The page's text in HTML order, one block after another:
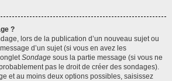
?
lors de la publication d’un nouveau sujet ou
d’un sujet (si vous en avez les
Sondage sous la partie message (si vous ne
pas le droit de créer des sondages).
et au moins deux options possibles, saisissez